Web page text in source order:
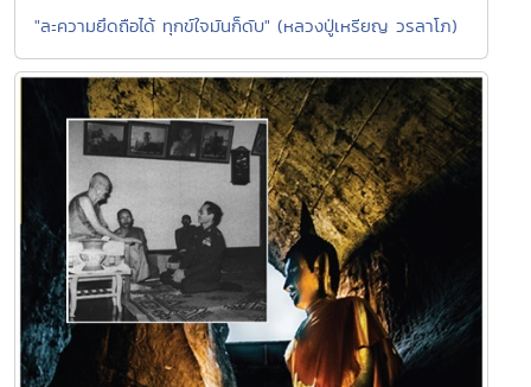
"ละความยึดถือได้ ทุกข์ใจมันก็ดับ" (หลวงปู่เหรียญ วรลาโภ)